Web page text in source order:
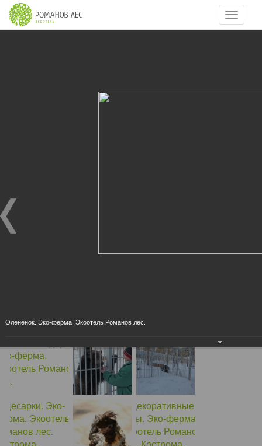
из 33
Олененок. Эко-ферма. Экоотель Романов лес.